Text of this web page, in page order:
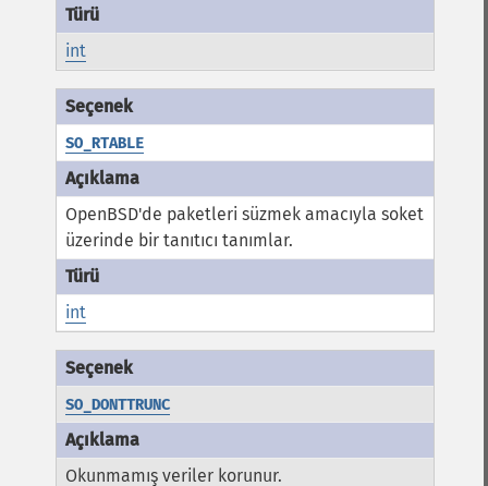
int
SO_RTABLE
OpenBSD'de paketleri süzmek amacıyla soket
üzerinde bir tanıtıcı tanımlar.
int
SO_DONTTRUNC
Okunmamış veriler korunur.